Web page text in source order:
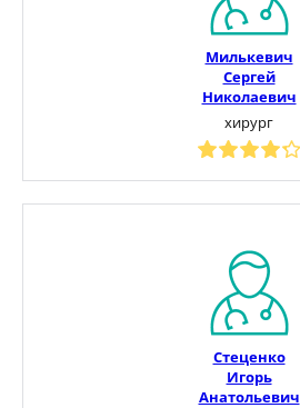
Милькевич
Сергей
Николаевич
хирург
Стеценко
Игорь
Анатольевич